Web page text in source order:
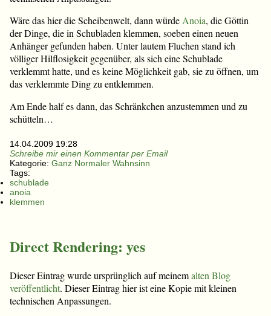
Wäre das hier die Scheibenwelt, dann würdeAnoia, die Göttin
der Dinge, die in Schubladen klemmen, soeben einen neuen
Anhänger gefunden haben. Unter lautem Fluchen stand ich
völliger Hilflosigkeit gegenüber, als sich eine Schublade
verklemmt hatte, und es keine Möglichkeit gab, sie zu öffnen, um
das verklemmte Ding zu entklemmen.
Am Ende half es dann, das Schränkchen anzustemmen und zu
schütteln…
14.04.2009 19:28
Schreibe mir einen Kommentar per Email
Kategorie: Ganz Normaler Wahnsinn
Tags:
schublade
anoia
klemmen
Direct Rendering: yes
Dieser Eintrag wurde ursprünglich auf meinemalten Blog
veröffentlicht. Dieser Eintrag hier ist eine Kopie mit kleinen
technischen Anpassungen.